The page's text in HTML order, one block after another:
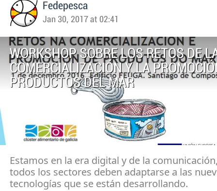
Fedepesca
Jan 30, 2017 at 02:41
WORKSHOP SOBRE LOS RETOS DE
COMERCIALIZACIÓN Y LA
PRODUCTOS DEL MAR
Estamos en la era digital y de la
todos los sectores deben adaptarse a las
tecnologías que se están desarrollando.